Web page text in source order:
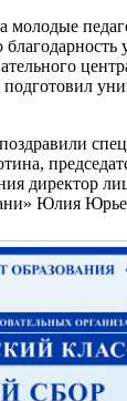
молодые
директор
Юлия